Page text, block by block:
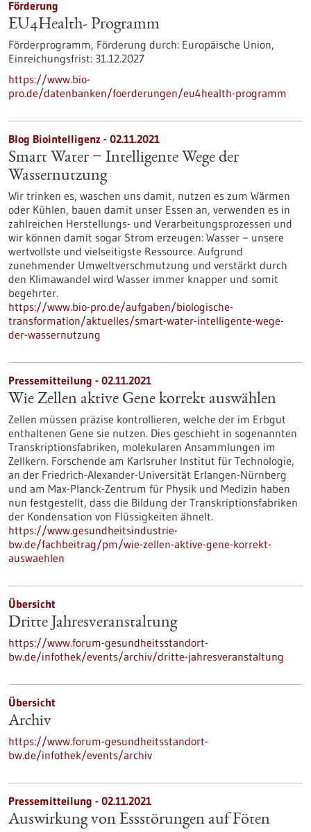
Förderung
EU4Health- Programm
Förderprogramm, Förderung durch: Europäische Union,
Einreichungsfrist: 31.12.2027
https://www.bio-
pro.de/datenbanken/foerderungen/eu4health-programm
Blog Biointelligenz - 02.11.2021
Smart Water − Intelligente Wege der
Wassernutzung
Wir trinken es, waschen uns damit, nutzen es zum Wärmen
oder Kühlen, bauen damit unser Essen an, verwenden es in
zahlreichen Herstellungs- und Verarbeitungsprozessen und
wir können damit sogar Strom erzeugen: Wasser − unsere
wertvollste und vielseitigste Ressource. Aufgrund
zunehmender Umweltverschmutzung und verstärkt durch
den Klimawandel wird Wasser immer knapper und somit
begehrter.
https://www.bio-pro.de/aufgaben/biologische-
transformation/aktuelles/smart-water-intelligente-wege-
der-wassernutzung
Pressemitteilung - 02.11.2021
Wie Zellen aktive Gene korrekt auswählen
Zellen müssen präzise kontrollieren, welche der im Erbgut
enthaltenen Gene sie nutzen. Dies geschieht in sogenannten
Transkriptionsfabriken, molekularen Ansammlungen im
Zellkern. Forschende am Karlsruher Institut für Technologie,
an der Friedrich-Alexander-Universität Erlangen-Nürnberg
und am Max-Planck-Zentrum für Physik und Medizin haben
nun festgestellt, dass die Bildung der Transkriptionsfabriken
der Kondensation von Flüssigkeiten ähnelt.
https://www.gesundheitsindustrie-
bw.de/fachbeitrag/pm/wie-zellen-aktive-gene-korrekt-
auswaehlen
Übersicht
Dritte Jahresveranstaltung
https://www.forum-gesundheitsstandort-
bw.de/infothek/events/archiv/dritte-jahresveranstaltung
Übersicht
Archiv
https://www.forum-gesundheitsstandort-
bw.de/infothek/events/archiv
Pressemitteilung - 02.11.2021
Auswirkung von Essstörungen auf Föten